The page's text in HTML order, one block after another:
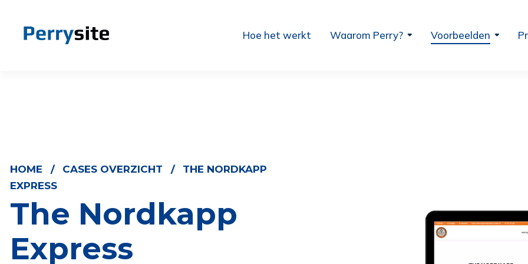
Hoe het werkt Waarom Perry? Voorbeelden
HOME / CASES OVERZICHT /
THE NORDKAPP
EXPRESS
The Nordkapp
Express